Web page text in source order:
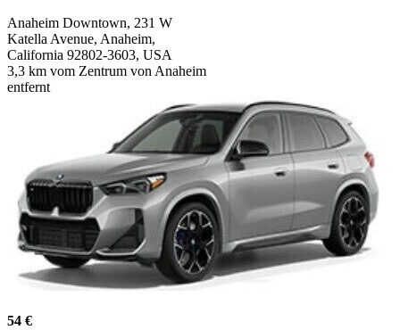
Anaheim Downtown, 231 W
Katella Avenue, Anaheim,
California 92802-3603, USA
3,3 km vom Zentrum von Anaheim
entfernt
54 €